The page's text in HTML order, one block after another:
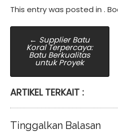
This entry was posted in .
Post
navigation
← Supplier Batu
Koral Terpercaya:
Batu Berkualitas
untuk Proyek
ARTIKEL TERKAIT :
Tinggalkan Balasan